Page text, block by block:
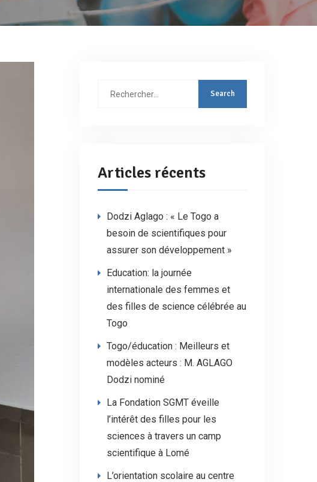
Rechercher
Articles récents
Dodzi Aglago : « Le Togo a
besoin de scientifiques pour
assurer son développement »
Education: la journée
internationale des femmes et
des filles de science célébrée au
Togo
Togo/éducation : Meilleurs et
modèles acteurs : M. AGLAGO
Dodzi nominé
La Fondation SGMT éveille
l’intérêt des filles pour les
sciences à travers un camp
scientifique à Lomé
L’orientation scolaire au centre